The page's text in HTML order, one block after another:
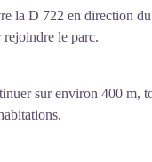
la D 722 en direction
rejoindre le parc.
sur environ 400 m,